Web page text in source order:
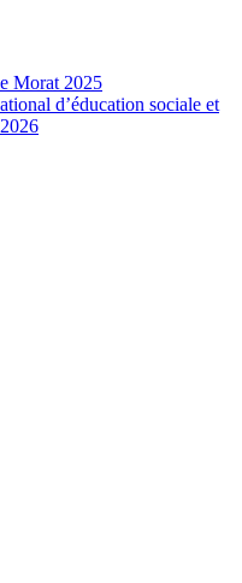
Morat 2025
d’éducation sociale et